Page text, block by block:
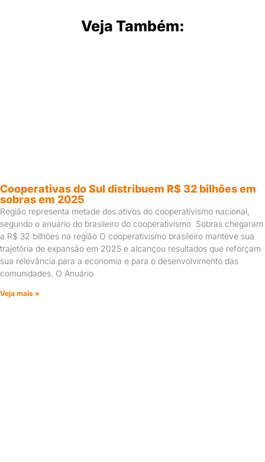
Veja Também:
Cooperativas do Sul distribuem R$ 32 bilhões em
sobras em 2025
Região representa metade dos ativos do cooperativismo nacional,
segundo o anuário do brasileiro do cooperativismo Sobras chegaram
a R$ 32 bilhões na região O cooperativismo brasileiro manteve sua
trajetória de expansão em 2025 e alcançou resultados que reforçam
sua relevância para a economia e para o desenvolvimento das
comunidades. O Anuário
Veja mais »